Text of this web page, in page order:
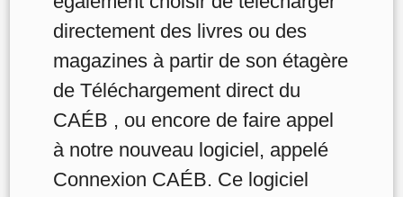
directement des livres ou des
magazines à partir de son étagère
de Téléchargement direct du
CAÉB , ou encore de faire appel
à notre nouveau logiciel, appelé
Connexion CAÉB. Ce logiciel